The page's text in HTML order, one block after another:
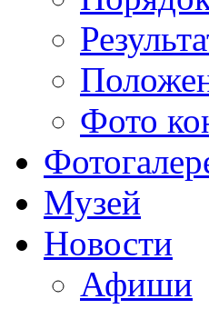
Фото
Музей
Новости
Афиши